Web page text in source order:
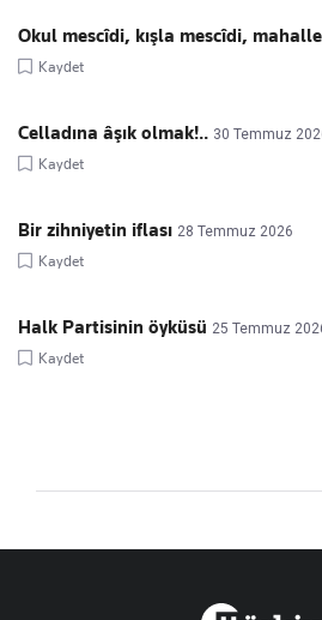
Okul mescîdi, kışla mescîdi,
Kaydet
Celladına âşık olmak!.. 30 Temmuz
Kaydet
Bir zihniyetin iflası 28 Temmuz 2026
Kaydet
Halk Partisinin öyküsü 25 Temmuz
Kaydet